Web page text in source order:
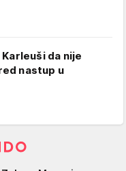
da nije
nastup u